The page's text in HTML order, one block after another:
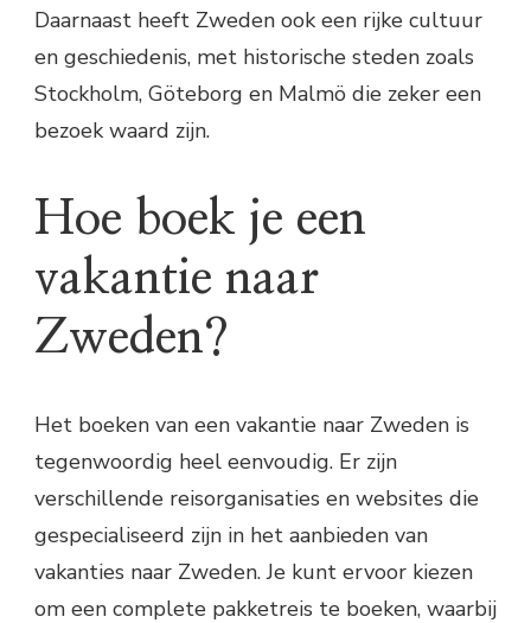
Daarnaast heeft Zweden ook een rijke cultuur
en geschiedenis, met historische steden zoals
Stockholm, Göteborg en Malmö die zeker een
bezoek waard zijn.
Hoe boek je een
vakantie naar
Zweden?
Het boeken van een vakantie naar Zweden is
tegenwoordig heel eenvoudig. Er zijn
verschillende reisorganisaties en websites die
gespecialiseerd zijn in het aanbieden van
vakanties naar Zweden. Je kunt ervoor kiezen
om een complete pakketreis te boeken, waarbij